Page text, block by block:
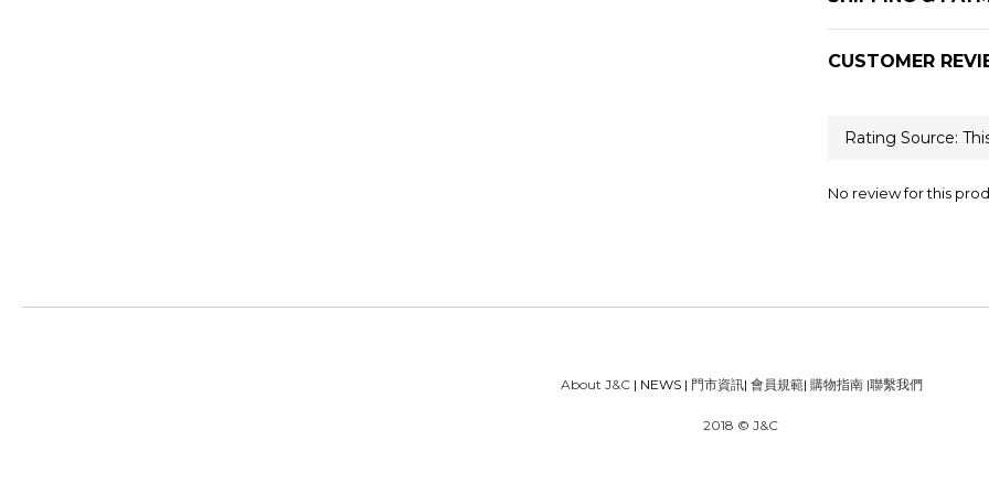
CUSTOMER
No review for this
About J&C | NEWS | 門市資訊| 會員規範| 購物指南 |聯繫我們
2018 © J&C